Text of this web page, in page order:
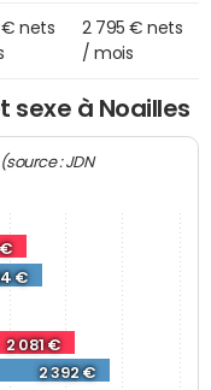
€ nets
2 795 € nets
/ mois
sexe à Noailles
(source : JDN
€
2 081 €
€
2 392 €